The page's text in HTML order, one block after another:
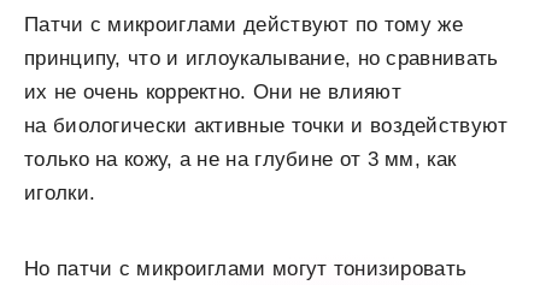
Патчи с микроиглами действуют по тому же
принципу, что и иглоукалывание, но сравнивать
их не очень корректно. Они не влияют
на биологически активные точки и воздействуют
только на кожу, а не на глубине от 3 мм, как
иголки.
Но патчи с микроиглами могут тонизировать